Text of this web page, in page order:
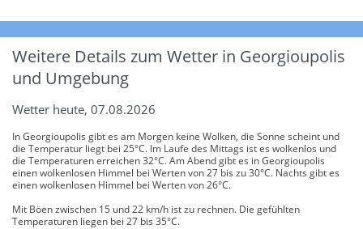
Weitere Details zum Wetter in Georgioupolis
und Umgebung
Wetter heute, 07.08.2026
In Georgioupolis gibt es am Morgen keine Wolken, die Sonne scheint und
die Temperatur liegt bei 25°C. Im Laufe des Mittags ist es wolkenlos und
die Temperaturen erreichen 32°C. Am Abend gibt es in Georgioupolis
einen wolkenlosen Himmel bei Werten von 27 bis zu 30°C. Nachts gibt es
einen wolkenlosen Himmel bei Werten von 26°C.
Mit Böen zwischen 15 und 22 km/h ist zu rechnen. Die gefühlten
Temperaturen liegen bei 27 bis 35°C.